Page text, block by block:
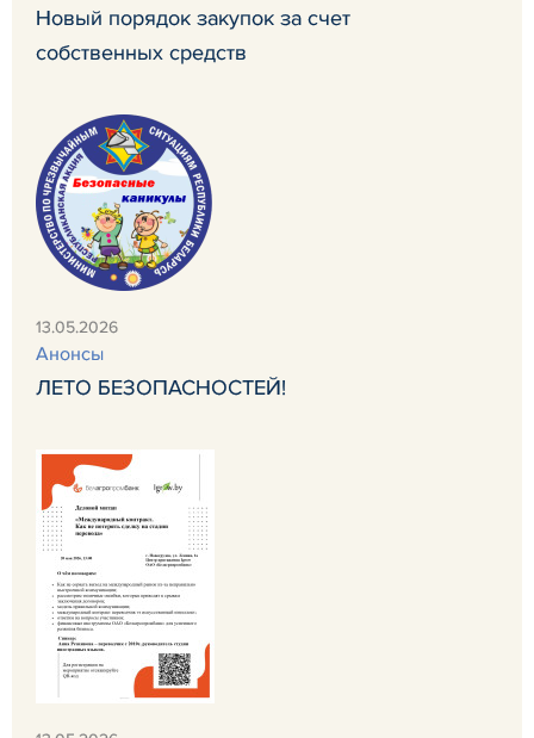
Новый порядок закупок за счет
собственных средств
13.05.2026
Анонсы
ЛЕТО БЕЗОПАСНОСТЕЙ!